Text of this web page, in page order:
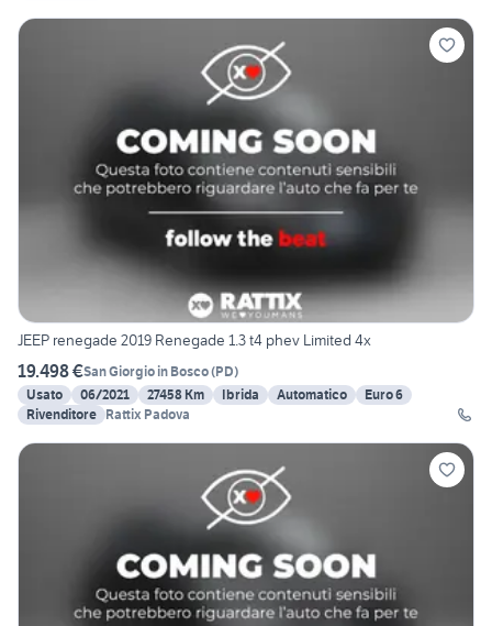
JEEP renegade 2019 Renegade 1.3 t4 phev Limited 4x
19.498 €San Giorgio in Bosco(PD)
Usato
06/2021 27458 Km Ibrida Automatico
Euro 6
Rivenditore Rattix Padova